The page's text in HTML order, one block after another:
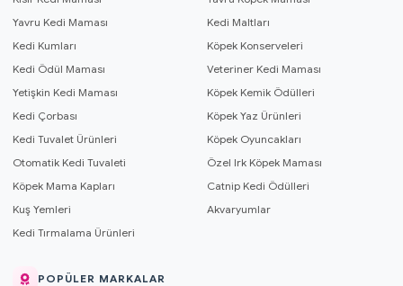
Yavru Kedi Maması
Kedi Maltları
Kedi Kumları
Köpek Konserveleri
Kedi Ödül Maması
Veteriner Kedi Maması
Yetişkin Kedi Maması
Köpek Kemik Ödülleri
Kedi Çorbası
Köpek Yaz Ürünleri
Kedi Tuvalet Ürünleri
Köpek Oyuncakları
Otomatik Kedi Tuvaleti
Özel Irk Köpek Maması
Köpek Mama Kapları
Catnip Kedi Ödülleri
Kuş Yemleri
Akvaryumlar
Kedi Tırmalama Ürünleri
POPÜLER MARKALAR